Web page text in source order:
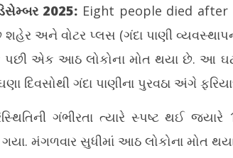
VIEWING
પીવાથી 8 ના મોત,
વોટ્સએપ એકાઉન્ટ હેક કરવાની
તરકીબ, ઝિપ ફાઇલોથી સાવધ
December
31, 2025
2025: Eight people died
અને વોટર પ્લસ (ગંદા પાણી
પછી એક આઠ લોકોના મોત થયા છે. આ
દિવસોથી ગંદા પાણીના પુરવઠા અંગે
ગંભીરતા ત્યારે સ્પષ્ટ થઈ
ગયા. મંગળવાર સુધીમાં આઠ લોકોના મોત